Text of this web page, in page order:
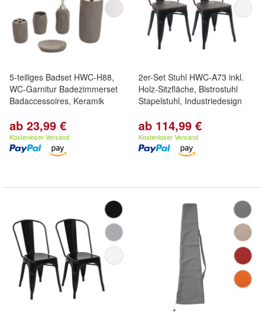
5-teiliges Badset HWC-H88,
WC-Garnitur Badezimmerset
Badaccessoires, Keramik
ab 23,99 €
Kostenloser Versand
2er-Set Stuhl HWC-A73 inkl.
Holz-Sitzfläche, Bistrostuhl
Stapelstuhl, Industriedesign
ab 114,99 €
Kostenloser Versand